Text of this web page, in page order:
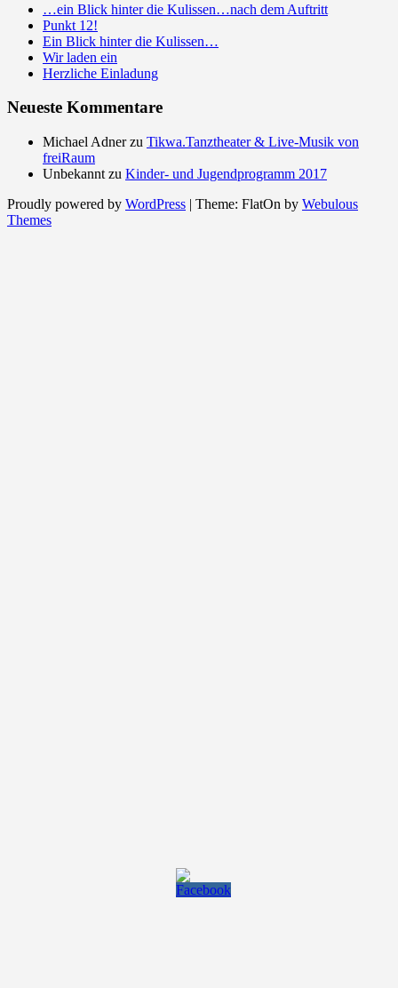
…ein Blick hinter die Kulissen…nach dem Auftritt
Punkt 12!
Ein Blick hinter die Kulissen…
Wir laden ein
Herzliche Einladung
Neueste Kommentare
Michael Adnerzu Tikwa.Tanztheater & Live-Musik von
freiRaum
Unbekannt zu Kinder- und Jugendprogramm 2017
Proudly powered by WordPress | Theme: FlatOn by Webulous
Themes